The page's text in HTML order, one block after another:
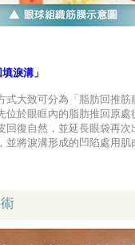
淚溝」
式大致可分為「脂肪回推
位於眼眶內的脂肪推回原
回復自然，並延長眼袋再
並將淚溝形成的凹陷處用